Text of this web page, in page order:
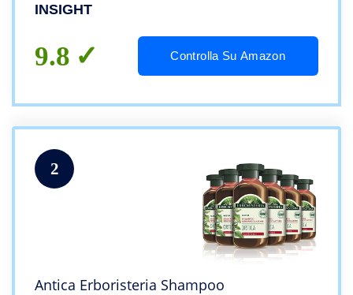
INSIGHT
9.8 Controlla Su Amazon
2
Antica Erboristeria Shampoo